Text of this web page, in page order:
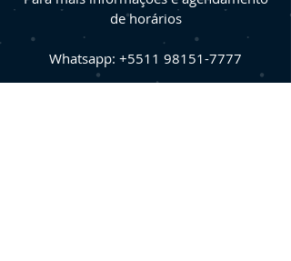
de horários
Whatsapp: +5511 98151-7777